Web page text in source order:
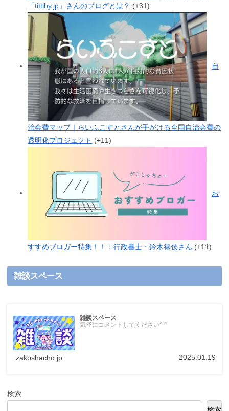
「tittiby.jp」さんのブログとは？ +31
自
治会費マップ｜らいふこすとさんが手がける全国自治会費の
透明化プロジェクト
+11
お
すすめブロガー特集！！：行政書士・鈴木禄伎さん +11
雑談スペース
雑談スペース
気軽にコメントしてください^ ^
zakoshacho.jp 2025.01.19
検索